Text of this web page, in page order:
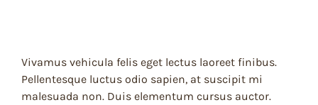
Vivamus vehicula felis eget lectus laoreet finibus.
Pellentesque luctus odio sapien, at suscipit mi
malesuada non. Duis elementum cursus auctor.